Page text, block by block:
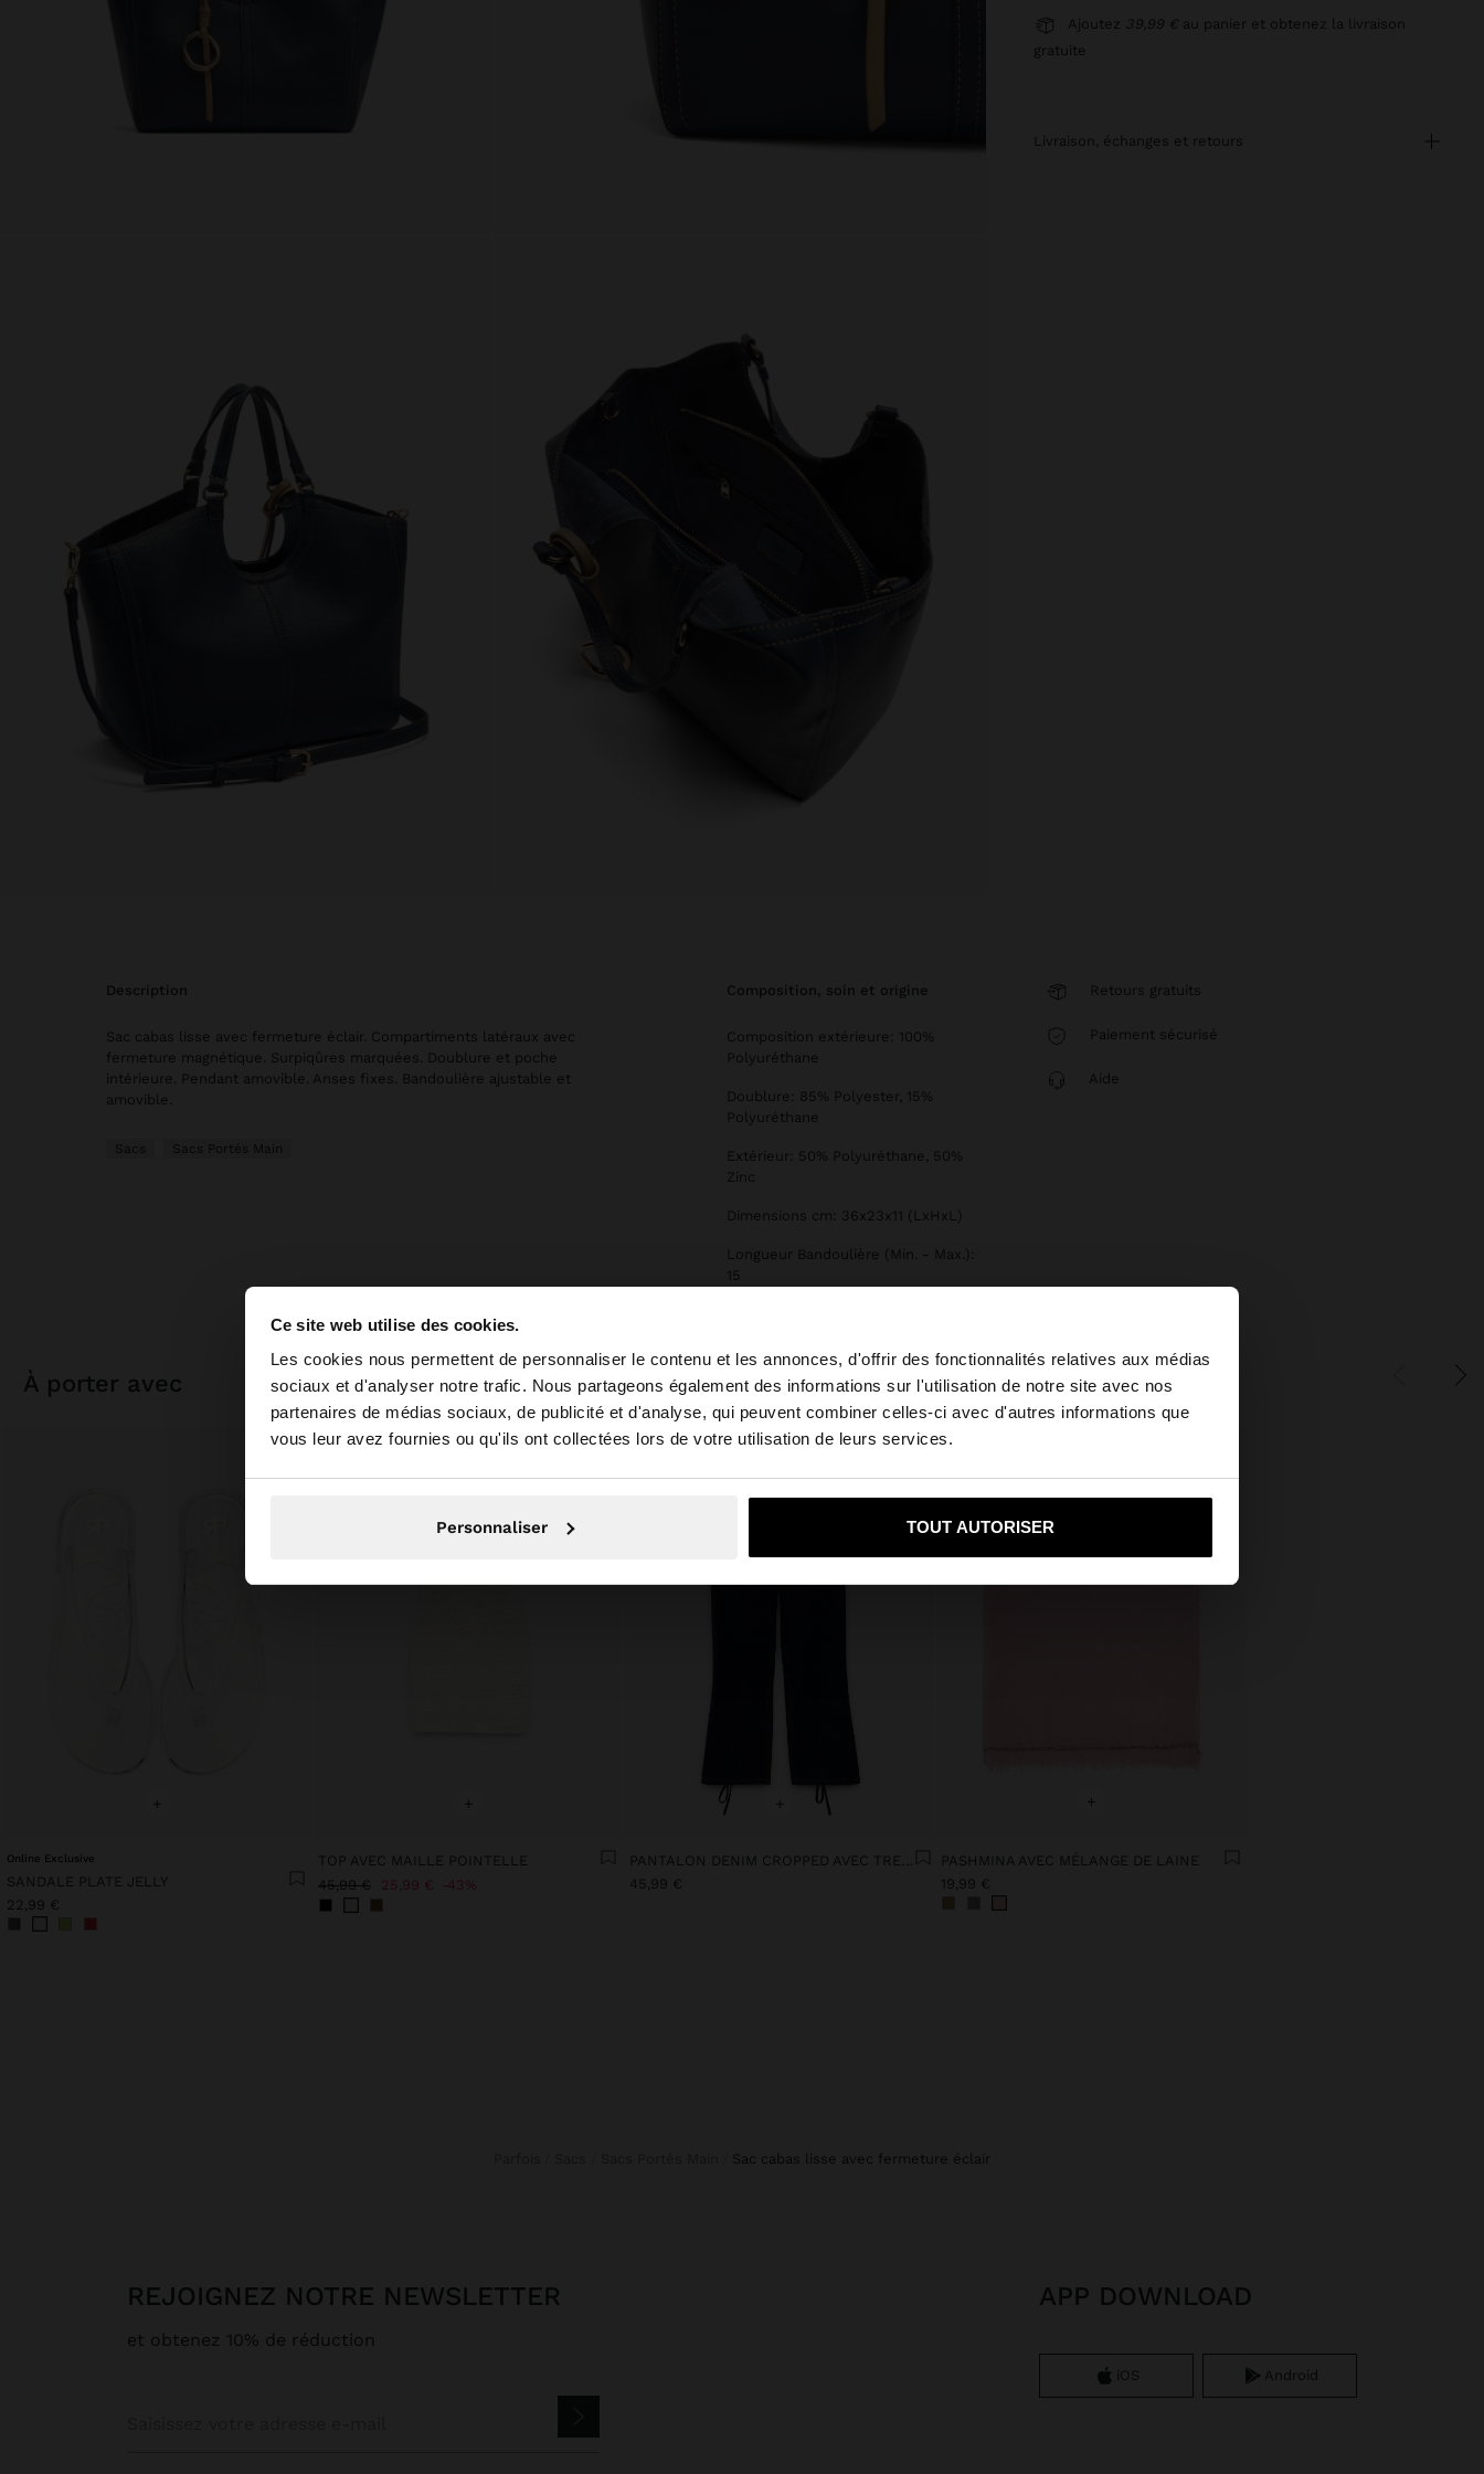
Ce site web utilise des cookies.
Les cookies nous permettent de personnaliser le contenu et les annonces, d'offrir des fonctionnalités relatives aux médias
sociaux et d'analyser notre trafic. Nous partageons également des informations sur l'utilisation de notre site avec nos
partenaires de médias sociaux, de publicité et d'analyse, qui peuvent combiner celles-ci avec d'autres informations que
vous leur avez fournies ou qu'ils ont collectées lors de votre utilisation de leurs services.
Personnaliser TOUT AUTORISER
bonjour ×
Vous accédez au site depuis Luxembourg. Voulez-vous parcourir notre site au United States?
Non, je souhaite rester sur Luxembourg Oui, dirigez-moi vers United States
Ajoutez 39,99 € au panier et obtenez la livraison
gratuite
livraison, échanges et retours
description
Sac cabas lisse avec fermeture éclair. Compartiments latéraux avec
fermeture magnétique. Surpiqûres marquées. Doublure et poche
intérieure. Pendant amovible. Anses fixes. Bandoulière ajustable et
amovible.
Sacs Sacs Portés Main
composition, soin et origine
Composition extérieure: 100%
Polyuréthane
Doublure: 85% Polyester, 15%
Polyuréthane
Extérieur: 50% Polyuréthane, 50%
Zinc
Dimensions cm: 36x23x11 (LxHxL)
Longueur Bandoulière (Min. - Max.):
15
Retours gratuits
Paiement sécurisé
Aide
à porter avec
+
Online Exclusive
SANDALE PLATE JELLY
22,99 €
+
TOP AVEC MAILLE POINTELLE
45,99 € 25,99 € 43%
+
45,99 €
+
PASHMINA AVEC MÉLANGE DE LAINE
19,99 €
sac cabas lisse avec fermeture éclair
REJOIGNEZ NOTRE NEWSLETTER
et obtenez 10% de réduction
APP DOWNLOAD
iOS Android